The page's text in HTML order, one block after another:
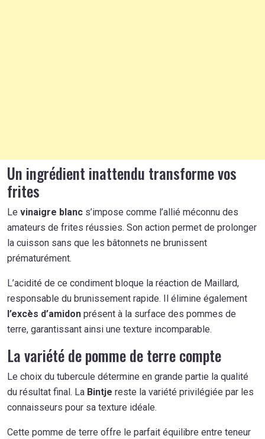
Un ingrédient inattendu transforme vos
frites
Le vinaigre blanc s’impose comme l’allié méconnu des
amateurs de frites réussies. Son action permet de prolonger
la cuisson sans que les bâtonnets ne brunissent
prématurément.
L’acidité de ce condiment bloque la réaction de Maillard,
responsable du brunissement rapide. Il élimine également
l’excès d’amidon présent à la surface des pommes de
terre, garantissant ainsi une texture incomparable.
La variété de pomme de terre compte
Le choix du tubercule détermine en grande partie la qualité
du résultat final. La Bintje reste la variété privilégiée par les
connaisseurs pour sa texture idéale.
Cette pomme de terre offre le parfait équilibre entre teneur